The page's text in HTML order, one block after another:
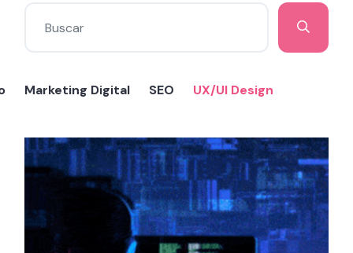
Marketing Digital SEO UX/UI Design